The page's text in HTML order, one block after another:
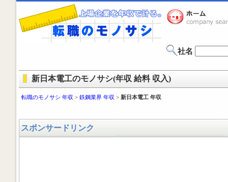
社名
新日本電工のモノサシ(年収 給料 収入)
転職のモノサシ 年収 > 鉄鋼業界 年収 > 新日本電工 年収
スポンサードリンク